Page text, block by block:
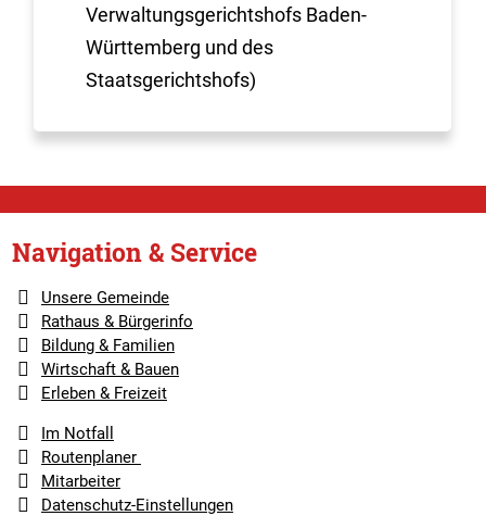
Verwaltungsgerichtshofs Baden-
Württemberg und des
Staatsgerichtshofs)
Navigation & Service
Unsere Gemeinde
Rathaus & Bürgerinfo
Bildung & Familien
Wirtschaft & Bauen
Erleben & Freizeit
Im Notfall
Routenplaner
Mitarbeiter
Datenschutz-Einstellungen